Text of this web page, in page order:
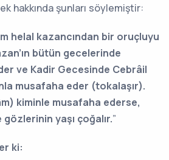
hakkında şunları söylemiştir:
helal kazancından bir oruçluyu
bütün gecelerinde
ve Kadir Gecesinde Cebrâil
musafaha eder (tokalaşır).
kiminle musafaha ederse,
yaşı çoğalır.”
ki: